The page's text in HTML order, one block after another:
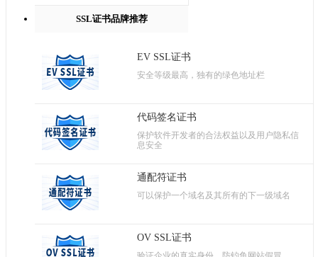
SSL证书品牌推荐
EV SSL证书
安全等级最高，独有的绿色地址栏
代码签名证书
保护软件开发者的合法权益以及用户隐私信
息安全
通配符证书
可以保护一个域名及其所有的下一级域名
OV SSL证书